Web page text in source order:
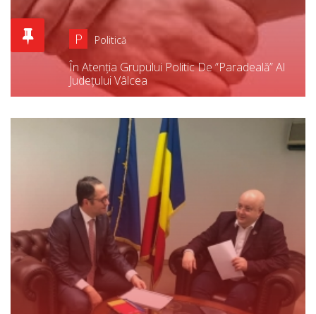
P Politică
În Atenția Grupului Politic De ”Paradeală” Al
Județului Vâlcea